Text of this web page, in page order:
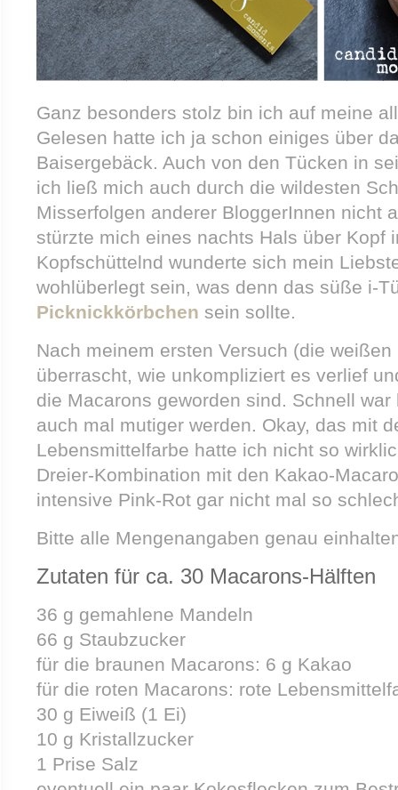
Ganz besonders stolz bin ich auf meine
Gelesen hatte ich ja schon einiges über
Baisergebäck. Auch von den Tücken in
ich ließ mich auch durch die wildesten
Misserfolgen anderer BloggerInnen nicht
stürzte mich eines nachts Hals über Kopf
Kopfschüttelnd wunderte sich mein
wohlüberlegt sein, was denn das süße i-
Picknickkörbchen sein sollte.
Nach meinem ersten Versuch (die
überrascht, wie unkompliziert es verlief
die Macarons geworden sind. Schnell
auch mal mutiger werden. Okay, das mit
Lebensmittelfarbe hatte ich nicht so
Dreier-Kombination mit den Kakao-
intensive Pink-Rot gar nicht mal so
Bitte alle Mengenangaben genau
Zutaten für ca. 30 Macarons-Hälften
36 g gemahlene Mandeln
66 g Staubzucker
für die braunen Macarons: 6 g Kakao
für die roten Macarons: rote
30 g Eiweiß (1 Ei)
10 g Kristallzucker
1 Prise Salz